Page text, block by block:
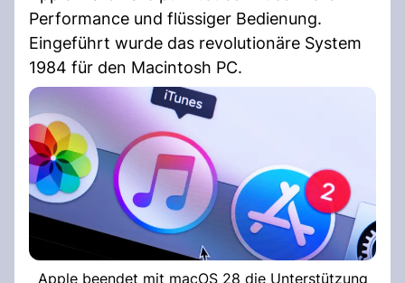
Performance und flüssiger Bedienung.
Eingeführt wurde das revolutionäre System
1984 für den Macintosh PC.
Apple beendet mit macOS 28 die Unterstützung